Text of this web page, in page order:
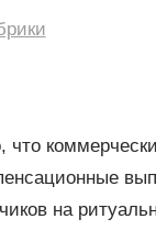
что
на